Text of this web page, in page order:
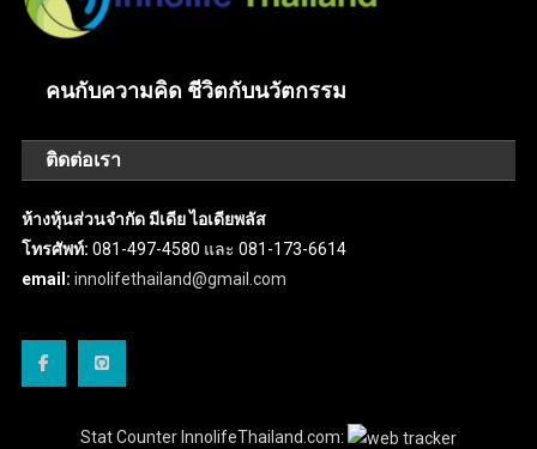
คนกับความคิด ชีวิตกับนวัตกรรม
ติดต่อเรา
ห้างหุ้นส่วนจำกัด มีเดีย ไอเดียพลัส
โทรศัพท์: 081-497-4580 และ 081-173-6614
email: innolifethailand@gmail.com
Stat Counter InnolifeThailand.com: